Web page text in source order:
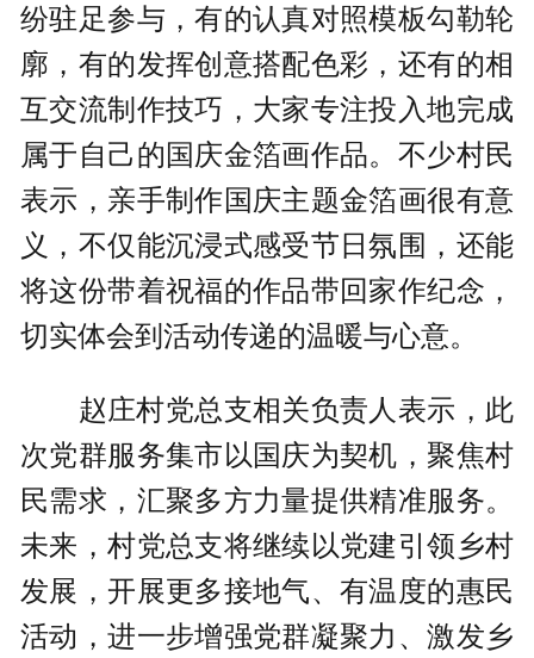
纷驻足参与，有的认真对照模板勾勒轮
廓，有的发挥创意搭配色彩，还有的相
互交流制作技巧，大家专注投入地完成
属于自己的国庆金箔画作品。不少村民
表示，亲手制作国庆主题金箔画很有意
义，不仅能沉浸式感受节日氛围，还能
将这份带着祝福的作品带回家作纪念，
切实体会到活动传递的温暖与心意。
赵庄村党总支相关负责人表示，此
次党群服务集市以国庆为契机，聚焦村
民需求，汇聚多方力量提供精准服务。
未来，村党总支将继续以党建引领乡村
发展，开展更多接地气、有温度的惠民
活动，进一步增强党群凝聚力、激发乡